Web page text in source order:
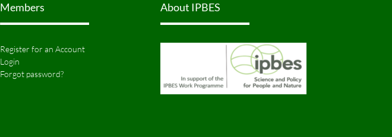
Members
Register for an Account
Login
Forgot password?
About IPBES